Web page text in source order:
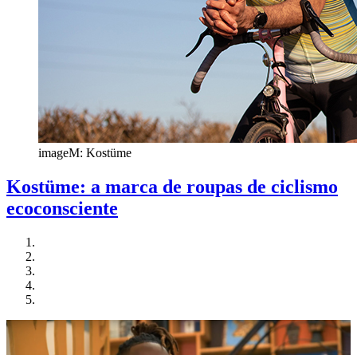
imageM: Kostüme
Kostüme: a marca de roupas de ciclismo
ecoconsciente